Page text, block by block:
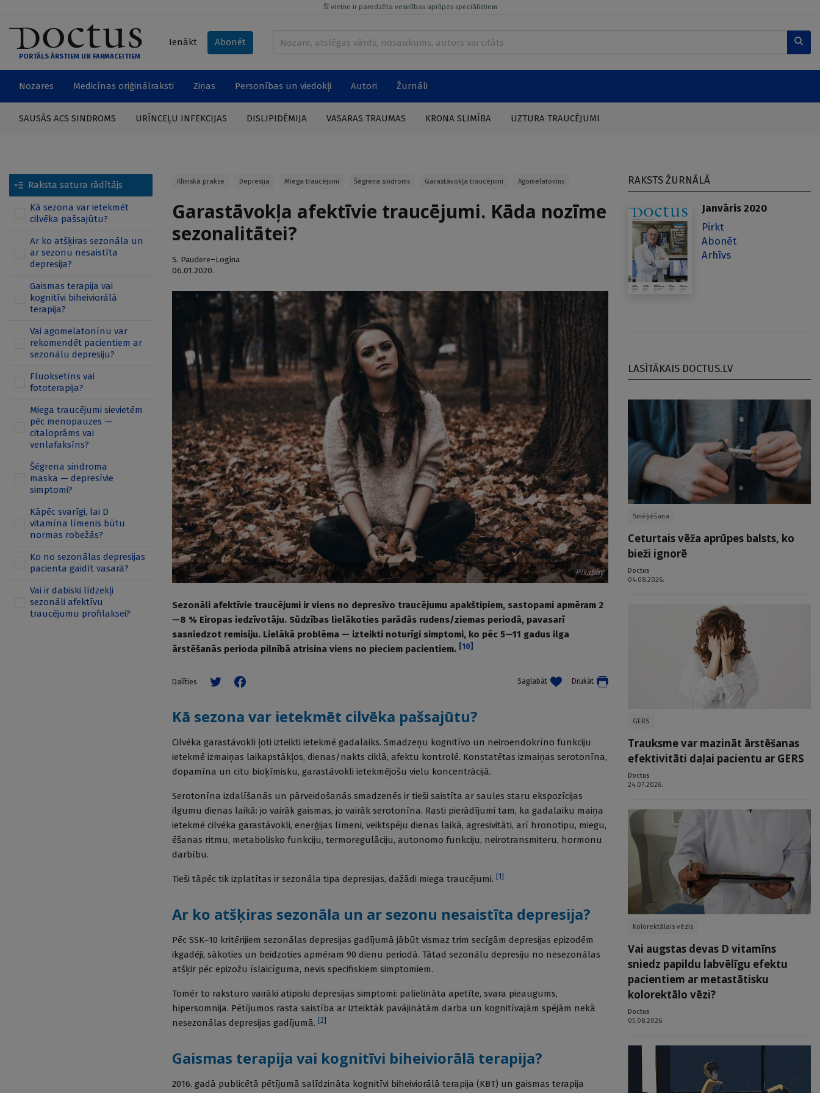
Šī vietne ir paredzēta veselības aprūpes speciālistiem
PORTĀLS ĀRSTIEM UN FARMACEITIEM
Ienākt Abonēt
Nozares Medicīnas oriģinālraksti Ziņas Personības un viedokļi Autori Žurnāli
SAUSĀS ACS SINDROMS URĪNCEĻU INFEKCIJAS DISLIPIDĒMIJA VASARAS TRAUMAS KRONA SLIMĪBA UZTURA TRAUCĒJUMI
Raksta satura rādītājs
Kā sezona var ietekmēt
cilvēka pašsajūtu?
Ar ko atšķiras sezonāla un
ar sezonu nesaistīta
depresija?
Gaismas terapija vai
kognitīvi biheiviorālā
terapija?
Vai agomelatonīnu var
rekomendēt pacientiem ar
sezonālu depresiju?
Fluoksetīns vai
fototerapija?
Miega traucējumi sievietēm
pēc menopauzes —
citaloprāms vai
venlafaksīns?
Šēgrena sindroma
maska — depresīvie
simptomi?
Kāpēc svarīgi, lai D
vitamīna līmenis būtu
normas robežās?
Ko no sezonālas depresijas
pacienta gaidīt vasarā?
Vai ir dabiski līdzekļi
sezonāli afektīvu
traucējumu profilaksei?
Klīniskā prakse Depresija Miega traucējumi Šēgrena sindroms Garastāvokļa traucējumi Agomelatonīns
Garastāvokļa afektīvie traucējumi. Kāda nozīme
sezonalitātei?
S. Paudere–Logina
06.01.2020.
Pixabay
Sezonāli afektīvie traucējumi ir viens no depresīvo traucējumu apakštipiem, sastopami apmēram 2
—8 % Eiropas iedzīvotāju. Sūdzības lielākoties parādās rudens/ziemas periodā, pavasarī
sasniedzot remisiju. Lielākā problēma — izteikti noturīgi simptomi, ko pēc 5—11 gadus ilga
ārstēšanās perioda pilnībā atrisina viens no pieciem pacientiem.
10
Dalīties Saglabāt Drukāt
Kā sezona var ietekmēt cilvēka pašsajūtu?
Cilvēka garastāvokli ļoti izteikti ietekmē gadalaiks. Smadzeņu kognitīvo un neiroendokrīno funkciju
ietekmē izmaiņas laikapstākļos, dienas/nakts ciklā, afektu kontrolē. Konstatētas izmaiņas serotonīna,
dopamīna un citu bioķīmisku, garastāvokli ietekmējošu vielu koncentrācijā.
Serotonīna izdalīšanās un pārveidošanās smadzenēs ir tieši saistīta ar saules staru ekspozīcijas
ilgumu dienas laikā: jo vairāk gaismas, jo vairāk serotonīna. Rasti pierādījumi tam, ka gadalaiku maiņa
ietekmē cilvēka garastāvokli, enerģijas līmeni, veiktspēju dienas laikā, agresivitāti, arī hronotipu, miegu,
ēšanas ritmu, metabolisko funkciju, termoregulāciju, autonomo funkciju, neirotransmiteru, hormonu
darbību.
Tieši tāpēc tik izplatītas ir sezonāla tipa depresijas, dažādi miega traucējumi. 1
Ar ko atšķiras sezonāla un ar sezonu nesaistīta depresija?
Pēc SSK–10 kritērijiem sezonālas depresijas gadījumā jābūt vismaz trim secīgām depresijas epizodēm
ikgadēji, sākoties un beidzoties apmēram 90 dienu periodā. Tātad sezonālu depresiju no nesezonālas
atšķir pēc epizožu īslaicīguma, nevis specifiskiem simptomiem.
Tomēr to raksturo vairāki atipiski depresijas simptomi: palielināta apetīte, svara pieaugums,
hipersomnija. Pētījumos rasta saistība ar izteiktāk pavājinātām darba un kognitīvajām spējām nekā
nesezonālas depresijas gadījumā.
2
Gaismas terapija vai kognitīvi biheiviorālā terapija?
2016. gadā publicētā pētījumā salīdzināta kognitīvi biheiviorālā terapija (KBT) un gaismas terapija
RAKSTS ŽURNĀLĀ
Janvāris 2020
Pirkt
Abonēt
Arhīvs
LASĪTĀKAIS DOCTUS.LV
Smēķēšana
Ceturtais vēža aprūpes balsts, ko
bieži ignorē
Doctus
04.08.2026.
GERS
Trauksme var mazināt ārstēšanas
efektivitāti daļai pacientu ar GERS
Doctus
24.07.2026.
Kolorektālais vēzis
Vai augstas devas D vitamīns
sniedz papildu labvēlīgu efektu
pacientiem ar metastātisku
kolorektālo vēzi?
Doctus
05.08.2026.